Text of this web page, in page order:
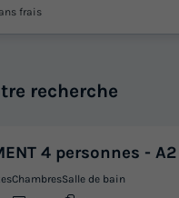
frais
recherche
4 personnes - A2
ChambresSalle de bain